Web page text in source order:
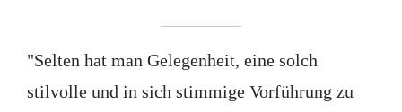
"Selten hat man Gelegenheit, eine solch
stilvolle und in sich stimmige Vorführung zu